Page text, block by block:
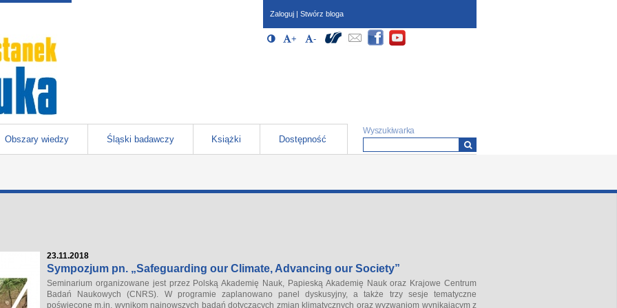
Obszary wiedzy Śląski badawczy Książki Dostępność
Formularz wyszukiwania
Wyszukiwarka
Zaloguj | Stwórz bloga
Opcje dostępności (wymagają
Włącz/Wyłącz Wysoki kontrast
+ Powiększ czcionkę
- Zmniejsz czcionkę
Społeczności
23.11.2018
Sympozjum pn. „Safeguarding our Climate, Advancing our Society”
Seminarium organizowane jest przez Polską Akademię Nauk, Papieską Akademię Nauk oraz Krajowe Centrum
Badań Naukowych (CNRS). W programie zaplanowano panel dyskusyjny, a także trzy sesje tematyczne
poświęcone m.in. wynikom najnowszych badań dotyczących zmian klimatycznych oraz wyzwaniom wynikającym z